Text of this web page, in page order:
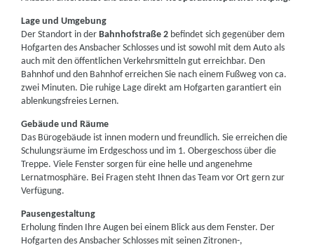
Lage und Umgebung
Der Standort in derBahnhofstraße 2 befindet sich gegenüber dem
Hofgarten des Ansbacher Schlosses und ist sowohl mit dem Auto als
auch mit den öffentlichen Verkehrsmitteln gut erreichbar. Den
Bahnhof und den Bahnhof erreichen Sie nach einem Fußweg von ca.
zwei Minuten. Die ruhige Lage direkt am Hofgarten garantiert ein
ablenkungsfreies Lernen.
Gebäude und Räume
Das Bürogebäude ist innen modern und freundlich. Sie erreichen die
Schulungsräume im Erdgeschoss und im 1. Obergeschoss über die
Treppe. Viele Fenster sorgen für eine helle und angenehme
Lernatmosphäre. Bei Fragen steht Ihnen das Team vor Ort gern zur
Verfügung.
Pausengestaltung
Erholung finden Ihre Augen bei einem Blick aus dem Fenster. Der
Hofgarten des Ansbacher Schlosses mit seinen Zitronen-,